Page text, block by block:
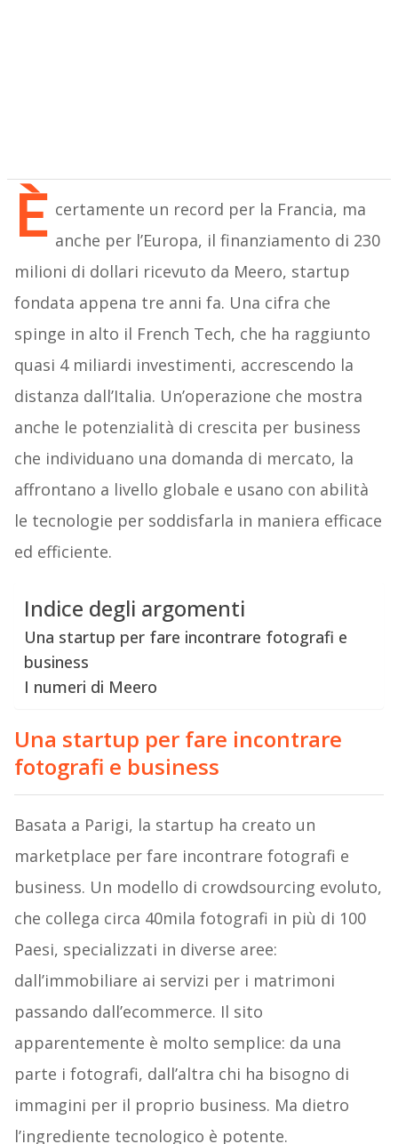
È certamente un record per la Francia, ma
anche per l’Europa, il finanziamento di 230
milioni di dollari ricevuto da Meero, startup
fondata appena tre anni fa. Una cifra che
spinge in alto il French Tech, che ha raggiunto
quasi 4 miliardi investimenti, accrescendo la
distanza dall’Italia. Un’operazione che mostra
anche le potenzialità di crescita per business
che individuano una domanda di mercato, la
affrontano a livello globale e usano con abilità
le tecnologie per soddisfarla in maniera efficace
ed efficiente.
Indice degli argomenti
Una startup per fare incontrare fotografi e
business
I numeri di Meero
Una startup per fare incontrare
fotografi e business
Basata a Parigi, la startup ha creato un
marketplace per fare incontrare fotografi e
business. Un modello di crowdsourcing evoluto,
che collega circa 40mila fotografi in più di 100
Paesi, specializzati in diverse aree:
dall’immobiliare ai servizi per i matrimoni
passando dall’ecommerce. Il sito
apparentemente è molto semplice: da una
parte i fotografi, dall’altra chi ha bisogno di
immagini per il proprio business. Ma dietro
l’ingrediente tecnologico è potente.